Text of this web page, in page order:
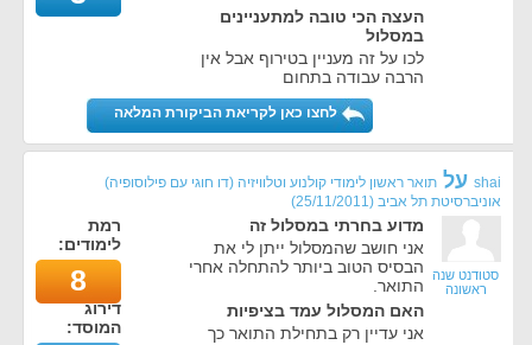
העצה הכי טובה למתעניינים
במסלול
לכו על זה מעניין בטירוף אבל אין
הרבה עבודה בתחום
לחצו כאן לקריאת הביקורת המלאה
shai על תואר ראשון לימודי קולנוע וטלוויזיה (דו חוגי עם פילוסופיה)
אוניברסיטת תל אביב (
25/11/2011
)
סטודנט שנה
ראשונה
מדוע בחרתי במסלול זה
אני חושב שהמסלול ייתן לי את
הבסיס הטוב ביותר להתחלה אחרי
התואר.
האם המסלול עמד בציפיות
אני עדיין רק בתחילת התואר כך
רמת
לימודים:
8
דירוג
המוסד: